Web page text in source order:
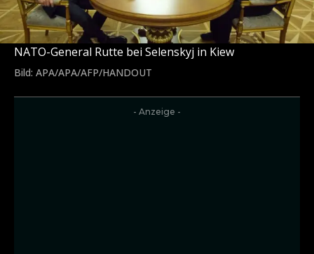
NATO-General Rutte bei Selenskyj in Kiew
Bild: APA/APA/AFP/HANDOUT
- Anzeige -